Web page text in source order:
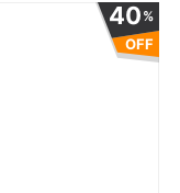
40%
OFF